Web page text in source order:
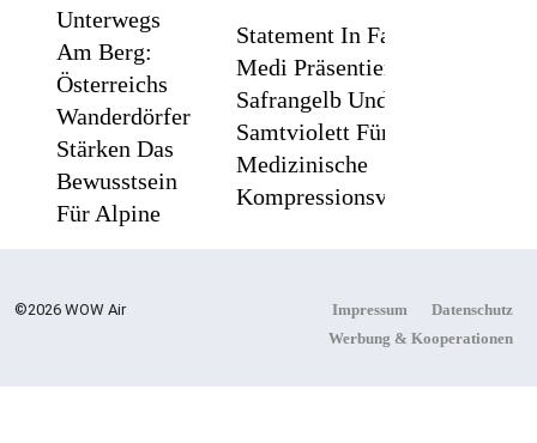
Unterwegs
Am Berg:
Österreichs
Wanderdörfer
Stärken Das
Bewusstsein
Für Alpine
Statement In Farbe /
Medi Präsentiert
Safrangelb Und
Samtviolett Für Die
Medizinische
Kompressionsversorgung
PEPE
©2026 WOW Air Impressum
Datenschutz
Werbung & Kooperationen